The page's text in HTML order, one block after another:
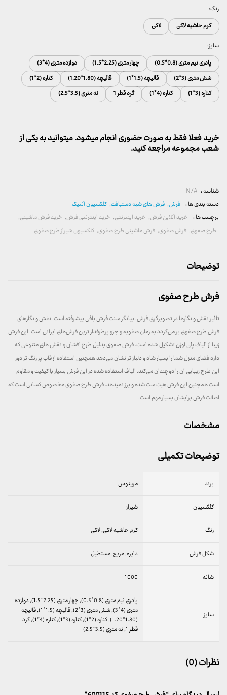
رنگ:
کرم حاشیه لاکی
لاکی
سایز:
پادری نیم متری (0.8*0.5)
چهار متری (2.25*1.5)
دوازده متری (4*3)
شش متری (3*2)
قالیچه (1.5*1) قالیچه (1.80*1.20)
کناره (2*1)
کناره (3*1)
کناره (4*1) گرد قطر 1 نه متری (3.5*2.5)
خرید فعلا فقط به صورت حضوری انجام میشود. میتوانید به یکی از
شعب مجموعه مراجعه کنید.
شناسه : N/A
دسته بندی ها : فرش, فرش های شبه دستبافت, کلکسیون آنتیک
برچسب ها : خرید آنلاین فرش, خرید اینترنتی, خرید اینترنتی فرش, خرید فرش ماشینی,
طرح صفوی, فرش صفوی, فرش ماشینی طرح صفوی, کلکسیون شیراز طرح صفوی
توضیحات
فرش طرح صفوی
تاثیر نقش و نگارها در تصویرگری فرش، بیانگر سنت فرش بافی پیشرفته است. نقش و نگارهای
فرش طرح صفوی بر می‌گردد به زمان صفویه و جزو پرطرفدار ترین فرش‌های ایرانی است. این فرش
زیبا از الیاف پلی اوژن تشکیل شده است. فرش صفوی بدلیل طرح افشان و نقش های متنوعی که
دارد فضای منزل شما را بسیار شاد و دلباز تر نشان می‌دهد همچنین استفاده از قاب پر رنگ تر دور
این طرح زیبایی آن را دوچندان می‌کند. الیاف استفاده شده در این فرش بسیار با کیفیت و مقاوم
است همچنین این فرش هیت ست شده و پرز نمیدهد. فرش طرح صفوی مخصوص کسانی است که
اصالت فرش برایشان بسیار مهم است.
مشخصات
توضیحات تکمیلی
برند مرینوس
کلکسیون شیراز
رنگ کرم حاشیه لاکی, لاکی
شکل فرش دایره, مربع, مستطیل
شانه 1000
سایز
پادری نیم متری (0.8*0.5), چهار متری (2.25*1.5), دوازده
متری (4*3), شش متری (3*2), قالیچه (1.5*1), قالیچه
(1.80*1.20), کناره (2*1), کناره (3*1), کناره (4*1), گرد
قطر 1, نه متری (3.5*2.5)
نظرات (0)